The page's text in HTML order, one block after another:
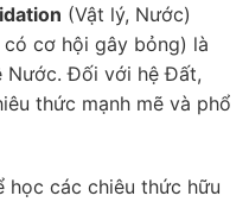
(Vật lý, Nước)
cơ hội gây bỏng) là
Nước. Đối với hệ Đất,
thức mạnh mẽ và phổ
học các chiêu thức hữu